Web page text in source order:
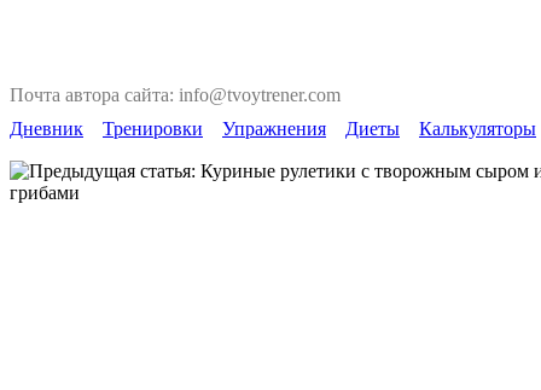
Почта автора сайта: info@tvoytrener.com
Дневник
Тренировки Упражнения Диеты Калькуляторы